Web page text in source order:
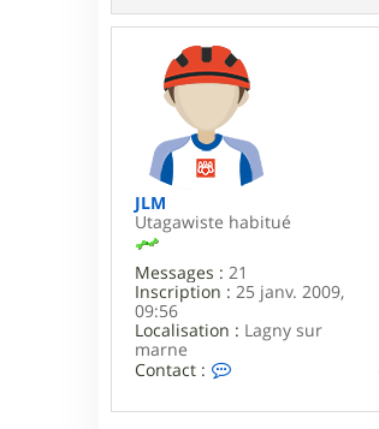
n
o
s
JLM
Utagawiste habitué
Messages : 21
Inscription : 25 janv. 2009,
09:56
Localisation : Lagny sur
marne
Contact :
n